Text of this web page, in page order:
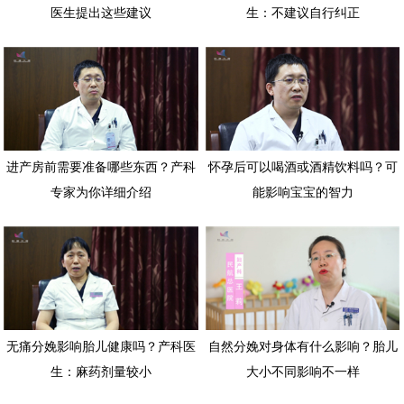
医生提出这些建议 生：不建议自行纠正
进产房前需要准备哪些东西？产科
专家为你详细介绍
怀孕后可以喝酒或酒精饮料吗？可
能影响宝宝的智力
无痛分娩影响胎儿健康吗？产科医
生：麻药剂量较小
自然分娩对身体有什么影响？胎儿
大小不同影响不一样